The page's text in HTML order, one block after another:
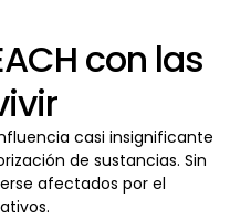
con las
casi insignificante
de sustancias. Sin
afectados por el